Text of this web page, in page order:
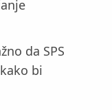
da SPS
bi